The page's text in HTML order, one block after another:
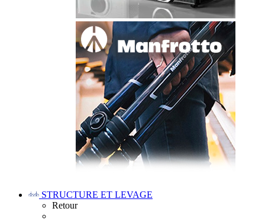
STRUCTURE ET LEVAGE
Retour